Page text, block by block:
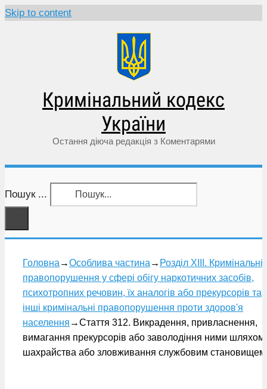
Skip to content
Кримінальний кодекс
України
Остання діюча редакція з Коментарями
Пошук ...
Головна →Особлива частина → Розділ XIII. Кримінальні
правопорушення у сфері обігу наркотичних засобів,
психотропних речовин, їх аналогів або прекурсорів та
інші кримінальні правопорушення проти здоров'я
населення →Стаття 312. Викрадення, привласнення,
вимагання прекурсорів або заволодіння ними шляхом
шахрайства або зловживання службовим становищем